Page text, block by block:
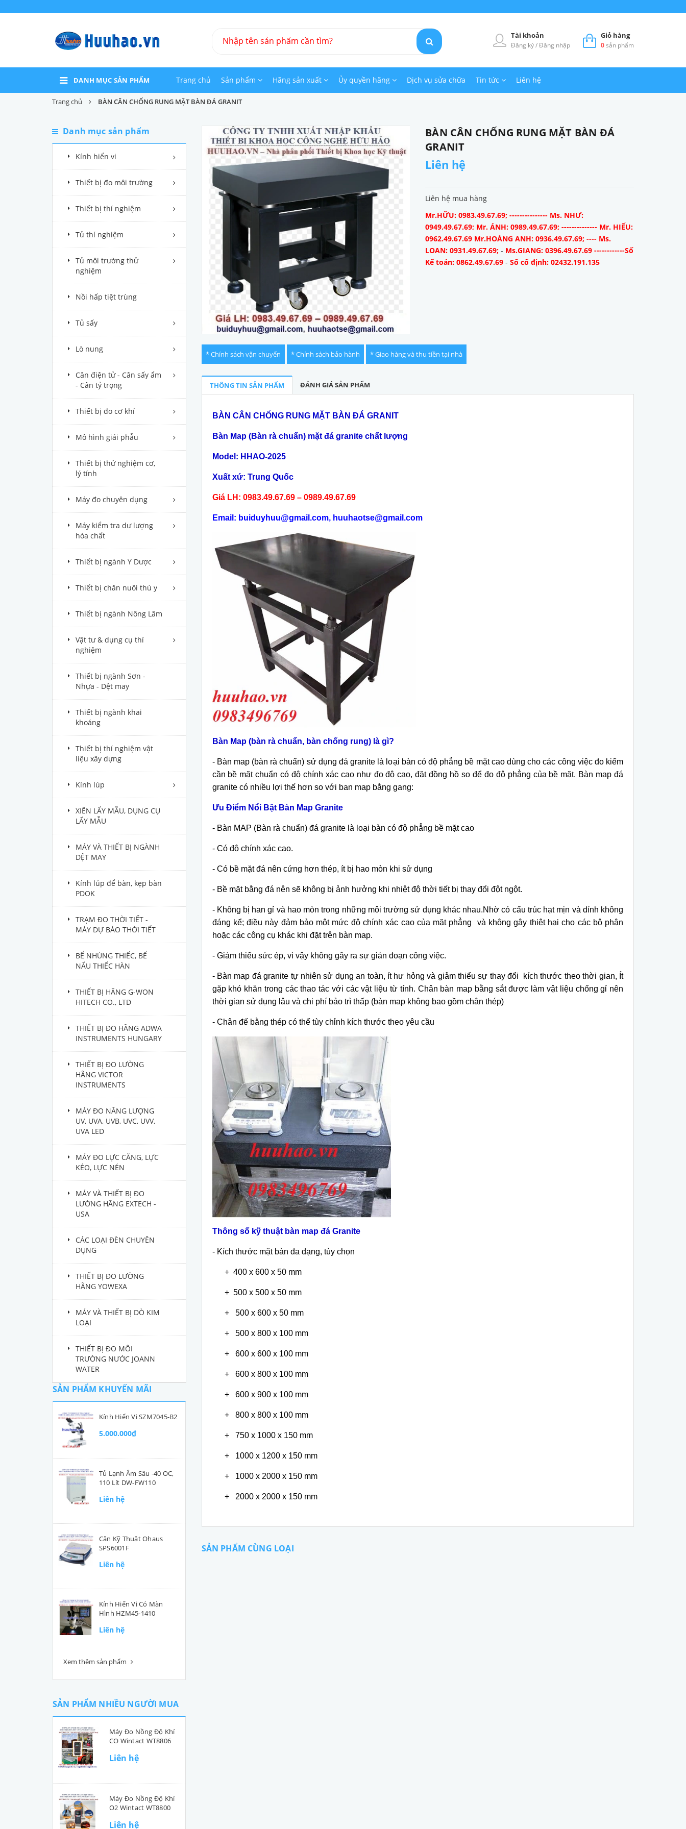
Giỏ hàng
0sản phẩm
Tài khoản
Đăng ký/Đăng nhập
DANH MỤC SẢN PHẨM Trang chủ Sản phẩm Hãng sản xuất Ủy quyền hãng Dịch vụ sửa chữa Tin tức Liên hệ
Trang chủ BÀN CÂN CHỐNG RUNG MẶT BÀN ĐÁ GRANIT
Danh mục sản phẩm
Kính hiển vi
Thiết bị đo môi trường
Thiết bị thí nghiệm
Tủ thí nghiệm
Tủ môi trường thử
nghiệm
Nồi hấp tiệt trùng
Tủ sấy
Lò nung
Cân điện tử - Cân sấy ẩm
- Cân tỷ trọng
Thiết bị đo cơ khí
Mô hình giải phẫu
Thiết bị thử nghiệm cơ,
lý tính
Máy đo chuyên dụng
Máy kiểm tra dư lượng
hóa chất
Thiết bị ngành Y Dược
Thiết bị chăn nuôi thú y
Thiết bị ngành Nông Lâm
Vật tư & dụng cụ thí
nghiệm
Thiết bị ngành Sơn -
Nhựa - Dệt may
Thiết bị ngành khai
khoáng
Thiết bị thí nghiệm vật
liệu xây dựng
Kính lúp
XIÊN LẤY MẪU, DỤNG CỤ
LẤY MẪU
MÁY VÀ THIẾT BỊ NGÀNH
DỆT MAY
Kính lúp để bàn, kẹp bàn
PDOK
TRẠM ĐO THỜI TIẾT -
MÁY DỰ BÁO THỜI TIẾT
BỂ NHÚNG THIẾC, BỂ
NẤU THIẾC HÀN
THIẾT BỊ HÃNG G-WON
HITECH CO., LTD
THIẾT BỊ ĐO HÃNG ADWA
INSTRUMENTS HUNGARY
THIẾT BỊ ĐO LƯỜNG
HÃNG VICTOR
INSTRUMENTS
MÁY ĐO NĂNG LƯỢNG
UV, UVA, UVB, UVC, UVV,
UVA LED
MÁY ĐO LỰC CĂNG, LỰC
KÉO, LỰC NÉN
MÁY VÀ THIẾT BỊ ĐO
LƯỜNG HÃNG EXTECH -
USA
CÁC LOẠI ĐÈN CHUYÊN
DỤNG
THIẾT BỊ ĐO LƯỜNG
HÃNG YOWEXA
MÁY VÀ THIẾT BỊ DÒ KIM
LOẠI
THIẾT BỊ ĐO MÔI
TRƯỜNG NƯỚC JOANN
WATER
SẢN PHẨM KHUYẾN MÃI
Kính Hiển Vi SZM7045-B2
5.000.000₫
Tủ Lạnh Âm Sâu -40 OC,
110 Lít DW-FW110
Liên hệ
Cân Kỹ Thuật Ohaus
SPS6001F
Liên hệ
Kính Hiển Vi Có Màn
Hình HZM45-1410
Liên hệ
Xem thêm sản phẩm
SẢN PHẨM NHIỀU NGƯỜI MUA
Máy Đo Nồng Độ Khí
CO Wintact WT8806
Liên hệ
Máy Đo Nồng Độ Khí
O2 Wintact WT8800
Liên hệ
BÀN CÂN CHỐNG RUNG MẶT BÀN ĐÁ
GRANIT
Liên hệ
Liên hệ mua hàng
Mr.HỮU: 0983.49.67.69; --------------- Ms. NHƯ:
0949.49.67.69; Mr. ÁNH: 0989.49.67.69; -------------- Mr. HIẾU:
0962.49.67.69 Mr.HOÀNG ANH: 0936.49.67.69; ---- Ms.
LOAN: 0931.49.67.69; - Ms.GIANG: 0396.49.67.69 ------------Số
Kế toán: 0862.49.67.69 -Số cố định: 02432.191.135
* Chính sách vận chuyển * Chính sách bảo hành * Giao hàng và thu tiền tại nhà
THÔNG TIN SẢN PHẨM ĐÁNH GIÁ SẢN PHẨM
BÀN CÂN CHỐNG RUNG MẶT BÀN ĐÁ GRANIT
Bàn Map (Bàn rà chuẩn) mặt đá granite chất lượng
Model: HHAO-2025
Xuất xứ: Trung Quốc
Giá LH: 0983.49.67.69 – 0989.49.67.69
Email: buiduyhuu@gmail.com, huuhaotse@gmail.com
Bàn Map (bàn rà chuẩn, bàn chống rung) là gì?
- Bàn map (bàn rà chuẩn) sử dụng đá granite là loại bàn có độ phẳng bề mặt cao dùng cho các công việc đo kiểm
cần bề mặt chuẩn có độ chính xác cao như đo độ cao, đặt đồng hồ so để đo độ phẳng của bề mặt. Bàn map đá
granite có nhiều lợi thế hơn so với ban map bằng gang:
Ưu Điểm Nổi Bật Bàn Map Granite
- Bàn MAP (Bàn rà chuẩn) đá granite là loại bàn có độ phẳng bề mặt cao
- Có độ chính xác cao.
- Có bề mặt đá nên cứng hơn thép, ít bị hao mòn khi sử dụng
- Bề mặt bằng đá nên sẽ không bị ảnh hưởng khi nhiệt độ thời tiết bị thay đổi đột ngột.
- Không bị han gỉ và hao mòn trong những môi trường sử dụng khác nhau.Nhờ có cấu trúc hạt mịn và dính không
đáng kể; điều này đảm bảo một mức độ chính xác cao của mặt phẳng và không gây thiệt hại cho các bộ phận
hoặc các công cụ khác khi đặt trên bàn map.
- Giảm thiểu sức ép, vì vậy không gây ra sự gián đoạn công việc.
- Bàn map đá granite tự nhiên sử dụng an toàn, ít hư hỏng và giảm thiểu sự thay đổi kích thước theo thời gian, Ít
gặp khó khăn trong các thao tác với các vật liệu từ tính. Chân bàn map bằng sắt được làm vật liệu chống gỉ nên
thời gian sử dụng l âu và chi phí bảo trì thấp (bàn map không bao gồm chân thép)
- Chân đế bằng thép có thể tùy chỉnh kích thước theo yêu cầu
Thông số kỹ thuật bàn map đá Granite
- Kích thước mặt bàn đa dạng, tùy chọn
+ 400x 600x 50 mm
+ 500x 500x 50 mm
+ 500x 600x 50 mm
+ 500x 800x 100 mm
+ 600x 600x 100 mm
+ 600x 800x 100 mm
+ 600x 900x 100 mm
+ 800x 800x 100 mm
+ 750x 1000x 150 mm
+ 1000x 1200x 150 mm
+ 1000x 2000x 150 mm
+ 2000x 2000x 150 mm
SẢN PHẨM CÙNG LOẠI